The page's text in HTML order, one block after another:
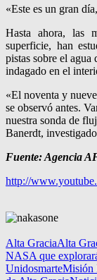
«Este es un gran
Hasta ahora, las
superficie, han
pistas sobre el
indagado en el
«El noventa y
se observó antes.
nuestra sonda de
Banerdt,
Fuente: Agencia
http://
Alta GraciaAlta
NASA que
UnidosmarteMisión